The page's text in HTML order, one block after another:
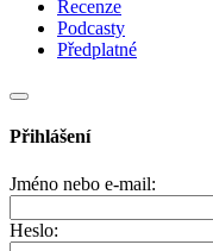
Recenze
Podcasty
Předplatné
Přihlášení
Jméno nebo e-mail:
Heslo: